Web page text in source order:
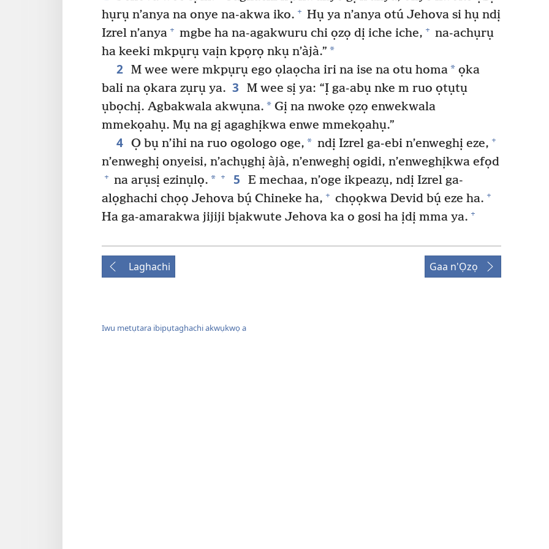
hụrụ n’anya na onye na-akwa iko. + Hụ ya n’anya otú Jehova si hụ ndị
Izrel n’anya + mgbe ha na-agakwuru chi ọzọ dị iche iche, + na-achụrụ
ha keeki mkpụrụ vaịn kpọrọ nkụ n’àjà.” *
2 M wee were mkpụrụ ego ọlaọcha iri na ise na otu homa*ọka
bali na ọkara zụrụ ya. 3
M wee sị ya: “Ị ga-abụ nke m ruo ọtụtụ
ụbọchị. Agbakwala akwụna. * Gị na nwoke ọzọ enwekwala
mmekọahụ. Mụ na gị agaghịkwa enwe mmekọahụ.”
4 Ọ bụ n’ihi na ruo ogologo oge, * ndị Izrel ga-ebi n’enweghị eze, +
n’enweghị onyeisi, n’achụghị àjà, n’enweghị ogidi, n’enweghịkwa efọd
+ na arụsị ezinụlọ. * + 5
E mechaa, n’oge ikpeazụ, ndị Izrel ga-
alọghachi chọọ Jehova bụ́ Chineke ha, + chọọkwa Devid bụ́ eze ha. +
Ha ga-amarakwa jijiji bịakwute Jehova ka o gosi ha ịdị mma ya. +
Laghachi Gaa n'Ọzọ
Iwu metụtara ibipụtaghachi akwụkwọ a